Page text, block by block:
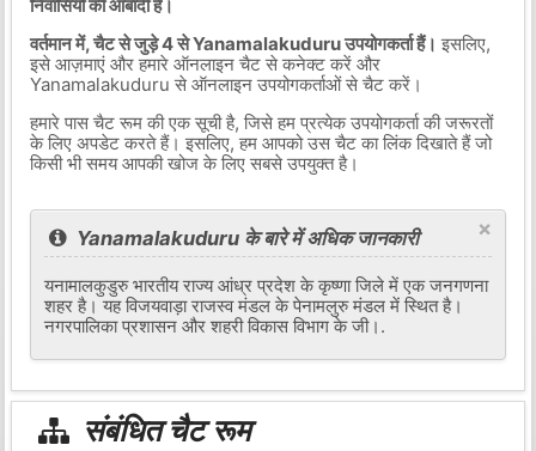
निवासियों की आबादी है।
वर्तमान में, चैट से जुड़े 4 से Yanamalakuduru उपयोगकर्ता हैं। इसलिए,
इसे आज़माएं और हमारे ऑनलाइन चैट से कनेक्ट करें और
Yanamalakuduru से ऑनलाइन उपयोगकर्ताओं से चैट करें।
हमारे पास चैट रूम की एक सूची है, जिसे हम प्रत्येक उपयोगकर्ता की जरूरतों
के लिए अपडेट करते हैं। इसलिए, हम आपको उस चैट का लिंक दिखाते हैं जो
किसी भी समय आपकी खोज के लिए सबसे उपयुक्त है।
×
Yanamalakuduru के बारे में अधिक जानकारी
यनामालकुडुरु भारतीय राज्य आंध्र प्रदेश के कृष्णा जिले में एक जनगणना
शहर है। यह विजयवाड़ा राजस्व मंडल के पेनामलुरु मंडल में स्थित है।
नगरपालिका प्रशासन और शहरी विकास विभाग के जी।.
संबंधित चैट रूम